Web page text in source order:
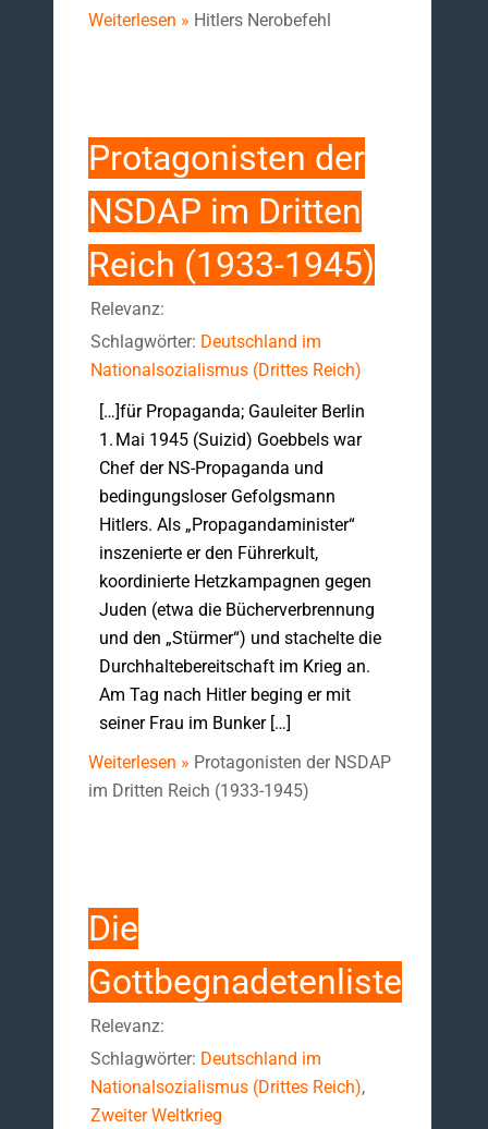
Weiterlesen » Hitlers Nerobefehl
Protagonisten der
NSDAP im Dritten
Reich (1933-1945)
Relevanz:
Schlagwörter: Deutschland im
Nationalsozialismus (Drittes Reich)
[…]für Propaganda; Gauleiter Berlin
1. Mai 1945 (Suizid) Goebbels war
Chef der NS-Propaganda und
bedingungsloser Gefolgsmann
Hitlers. Als „Propagandaminister“
inszenierte er den Führerkult,
koordinierte Hetzkampagnen gegen
Juden (etwa die Bücherverbrennung
und den „Stürmer“) und stachelte die
Durchhalte­bereitschaft im Krieg an.
Am Tag nach Hitler beging er mit
seiner Frau im Bunker […]
Weiterlesen » Protagonisten der NSDAP
im Dritten Reich (1933-1945)
Die
Gottbegnadetenliste
Relevanz:
Schlagwörter: Deutschland im
Nationalsozialismus (Drittes Reich),
Zweiter Weltkrieg